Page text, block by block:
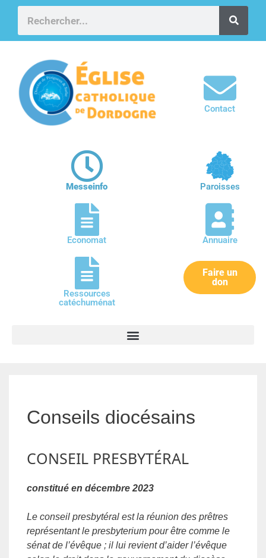
Contact
Messeinfo Paroisses
Economat Annuaire
Ressources
catéchuménat
Faire un
don
Conseils diocésains
CONSEIL PRESBYTÉRAL
constitué en décembre 2023
Le conseil presbytéral est la réunion des prêtres
représentant le presbyterium pour être comme le
sénat de l’évêque ; il lui revient d’aider l’évêque